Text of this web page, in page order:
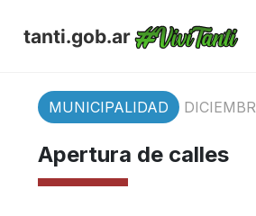
tanti.gob.ar
MUNICIPALIDAD
Apertura de calles